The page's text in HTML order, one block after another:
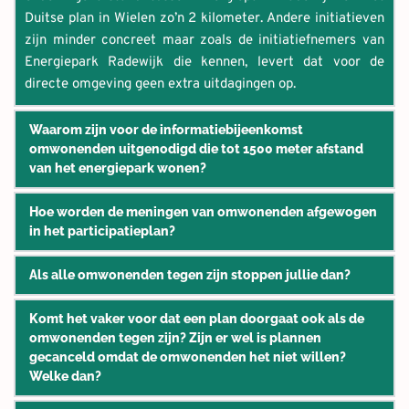
moet gaan voldoen.
Meer
informatie: https://www.helpdeskwindopland.nl/landelijke+
milieunormen/concept+landelijke+milieunormen/default.a
spx
gemeente en initiatiefnemers rekening mee dienen te
houden. In Hardenberg is de Vereniging Duurzame Energie
Radewijk een van de initiatiefnemers en aangesloten in dit
proces.
Duitse plan in Wielen zo’n 2 kilometer. Andere initiatieven
zijn minder concreet maar zoals de initiatiefnemers van
Energiepark Radewijk die kennen, levert dat voor de
directe omgeving geen extra uitdagingen op.
Waarom zijn voor de informatiebijeenkomst
omwonenden uitgenodigd die tot 1500 meter afstand
van het energiepark wonen?
Direct-omwonenden van een energiepark zijn een heel
belangrijke doelgroep bij de ontwikkeling van een energie-
of windpark. Bij het bepalen van deze groep wordt vaak
een afstandscriterium gehanteerd tot het ontwikkelgebied.
Energiepark Radewijk sluit aan bij de keuze die de
provincie Overijssel maakt: omwonenden binnen een straal
van 1500 meter van het park worden aangeduid als
‘direct-omwonenden’.
Hoe worden de meningen van omwonenden afgewogen
in het participatieplan?
In een participatieplan staat hoe inwoners van Hardenberg
en omwonenden en belanghebbenden in de omgeving van
Energiepark Radewijk procesmatig en financieel kunnen
deelnemen aan de ontwikkeling en uitvoering van het
energiepark. In het plan geven de initiatiefnemers per
groep van belanghebbenden aan welke (financiële)
instrumenten beschikbaar zijn en hoe inwoners kunnen
Als alle omwonenden tegen zijn stoppen jullie dan?
Nee. De gemeente Hardenberg wil 100% energieneutraal
worden.  Inwoners en bedrijven in Hardenberg
verdriedubbelen de komende vijftien jaar het huidige
energieverbruik. Die stroom zal dus grotendeels lokaal
opgewekt worden. De energietransitie is een grote
Komt het vaker voor dat een plan doorgaat ook als de
omwonenden tegen zijn? Zijn er wel is plannen
gecanceld omdat de omwonenden het niet willen?
Welke dan?